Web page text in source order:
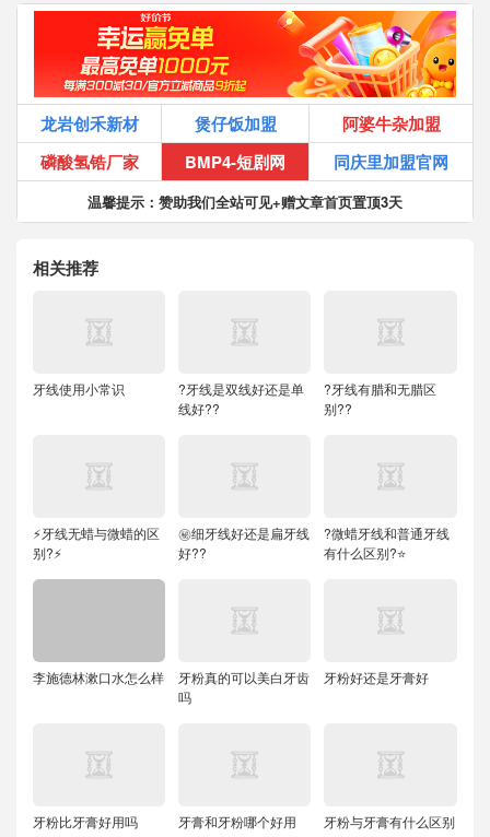
龙岩创禾新材 煲仔饭加盟
阿婆牛杂加盟
磷酸氢锆厂家
BMP4-短剧网 同庆里加盟官网
温馨提示：赞助我们全站可见+赠文章首页置顶3天
相关推荐
牙线使用小常识
?牙线是双线好还是单
线好??
?牙线有腊和无腊区
别??
⚡牙线无蜡与微蜡的区
别?⚡
㊙️细牙线好还是扁牙线
好??
?微蜡牙线和普通牙线
有什么区别?⭐
李施德林漱口水怎么样
牙粉真的可以美白牙齿
吗
牙粉好还是牙膏好
牙粉比牙膏好用吗 牙膏和牙粉哪个好用 牙粉与牙膏有什么区别